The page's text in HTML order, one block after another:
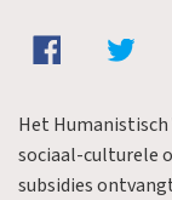
Het Humanistisch
sociaal-culturele
subsidies